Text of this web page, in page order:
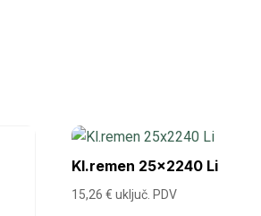
Kl.remen 25×2240 Li
15,26€ uključ. PDV